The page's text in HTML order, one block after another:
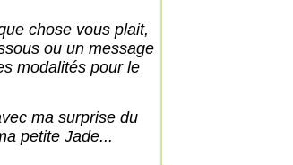
chose vous plait,
ou un message
modalités pour le
ma surprise du
petite Jade...